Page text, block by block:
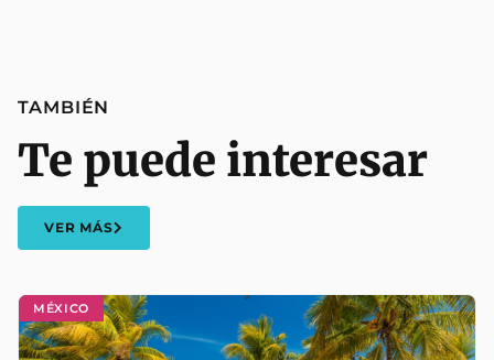
MÉXICO
TAMBIÉN
Te puede interesar
VER MÁS